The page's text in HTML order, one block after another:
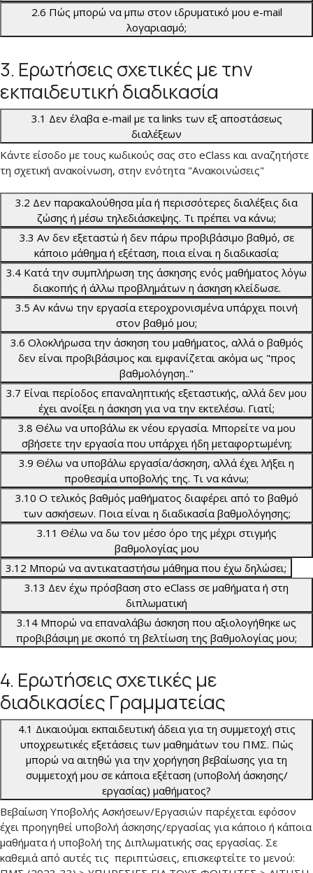
2.6 Πώς μπορώ να μπω στον ιδρυματικό μου e-mail
λογαριασμό;
3. Ερωτήσεις σχετικές με την
εκπαιδευτική διαδικασία
3.1 Δεν έλαβα e-mail με τα links των εξ αποστάσεως
διαλέξεων
Κάντε είσοδο με τους κωδικούς σας στο eClass και αναζητήστε
τη σχετική ανακοίνωση, στην ενότητα "Ανακοινώσεις"
3.2 Δεν παρακαλούθησα μία ή περισσότερες διαλέξεις δια
ζώσης ή μέσω τηλεδιάσκεψης. Τι πρέπει να κάνω;
3.3 Αν δεν εξεταστώ ή δεν πάρω προβιβάσιμο βαθμό, σε
κάποιο μάθημα ή εξέταση, ποια είναι η διαδικασία;
3.4 Κατά την συμπλήρωση της άσκησης ενός μαθήματος λόγω
διακοπής ή άλλω προβλημάτων η άσκηση κλείδωσε.
3.5 Αν κάνω την εργασία ετεροχρονισμένα υπάρχει ποινή
στον βαθμό μου;
3.6 Ολοκλήρωσα την άσκηση του μαθήματος, αλλά ο βαθμός
δεν είναι προβιβάσιμος και εμφανίζεται ακόμα ως "προς
βαθμολόγηση.."
3.7 Είναι περίοδος επαναληπτικής εξεταστικής, αλλά δεν μου
έχει ανοίξει η άσκηση για να την εκτελέσω. Γιατί;
3.8 Θέλω να υποβάλω εκ νέου εργασία. Μπορείτε να μου
σβήσετε την εργασία που υπάρχει ήδη μεταφορτωμένη;
3.9 Θέλω να υποβάλω εργασία/άσκηση, αλλά έχει λήξει η
προθεσμία υποβολής της. Τι να κάνω;
3.10 Ο τελικός βαθμός μαθήματος διαφέρει από το βαθμό
των ασκήσεων. Ποια είναι η διαδικασία βαθμολόγησης;
3.11 Θέλω να δω τον μέσο όρο της μέχρι στιγμής
βαθμολογίας μου
3.12 Μπορώ να αντικαταστήσω μάθημα που έχω δηλώσει;
3.13 Δεν έχω πρόσβαση στο eClass σε μαθήματα ή στη
διπλωματική
3.14 Μπορώ να επαναλάβω άσκηση που αξιολογήθηκε ως
προβιβάσιμη με σκοπό τη βελτίωση της βαθμολογίας μου;
4. Ερωτήσεις σχετικές με
διαδικασίες Γραμματείας
4.1 Δικαιούμαι εκπαιδευτική άδεια για τη συμμετοχή στις
υποχρεωτικές εξετάσεις των μαθημάτων του ΠΜΣ. Πώς
μπορώ να αιτηθώ για την χορήγηση βεβαίωσης για τη
συμμετοχή μου σε κάποια εξέταση (υποβολή άσκησης/
εργασίας) μαθήματος?
Βεβαίωση Υποβολής Ασκήσεων/Εργασιών παρέχεται εφόσον
έχει προηγηθεί υποβολή άσκησης/εργασίας για κάποιο ή κάποια
μαθήματα ή υποβολή της Διπλωματικής σας εργασίας. Σε
καθεμιά από αυτές τις περιπτώσεις, επισκεφτείτε το μενού: